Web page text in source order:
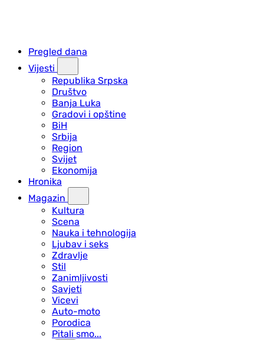
Pregled dana
Vijesti
Republika Srpska
Društvo
Banja Luka
Gradovi i opštine
BiH
Srbija
Region
Svijet
Ekonomija
Hronika
Magazin
Kultura
Scena
Nauka i tehnologija
Ljubav i seks
Zdravlje
Stil
Zanimljivosti
Savjeti
Vicevi
Auto-moto
Porodica
Pitali smo...